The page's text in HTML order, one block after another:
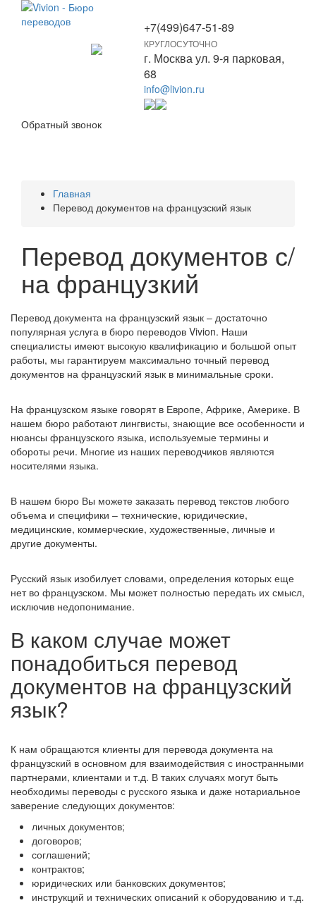
Toggle
navigation
+7(499)647-51-89
КРУГЛОСУТОЧНО
г. Москва ул. 9-я парковая,
68
info@livion.ru
Обратный звонок
Главная
Перевод документов на французский язык
Перевод документов с/
на французкий
Перевод документа на французский язык – достаточно
популярная услуга в бюро переводов Vivion. Наши
специалисты имеют высокую квалификацию и большой опыт
работы, мы гарантируем максимально точный перевод
документов на французский язык в минимальные сроки.
На французском языке говорят в Европе, Африке, Америке. В
нашем бюро работают лингвисты, знающие все особенности и
нюансы французского языка, используемые термины и
обороты речи. Многие из наших переводчиков являются
носителями языка.
В нашем бюро Вы можете заказать перевод текстов любого
объема и специфики – технические, юридические,
медицинские, коммерческие, художественные, личные и
другие документы.
Русский язык изобилует словами, определения которых еще
нет во французском. Мы может полностью передать их смысл,
исключив недопонимание.
В каком случае может
понадобиться перевод
документов на французский
язык?
К нам обращаются клиенты для перевода документа на
французский в основном для взаимодействия с иностранными
партнерами, клиентами и т.д. В таких случаях могут быть
необходимы переводы с русского языка и даже нотариальное
заверение следующих документов:
личных документов;
договоров;
соглашений;
контрактов;
юридических или банковских документов;
инструкций и технических описаний к оборудованию и т.д.